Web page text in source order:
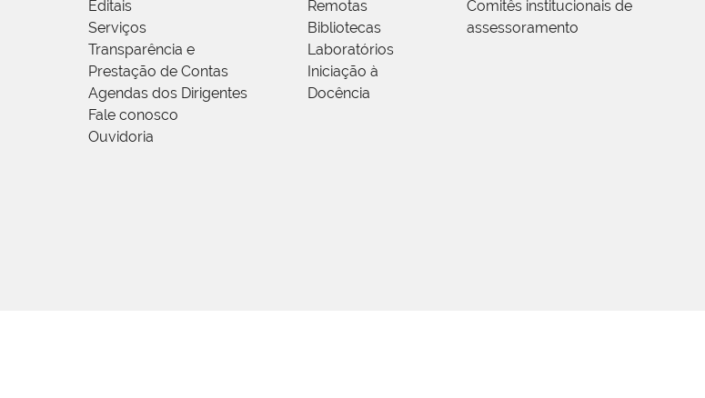
Editais
Serviços
Transparência e
Prestação de Contas
Agendas dos Dirigentes
Fale conosco
Ouvidoria
Remotas
Bibliotecas
Laboratórios
Iniciação à
Docência
Comitês institucionais de
assessoramento